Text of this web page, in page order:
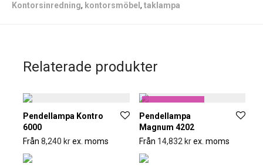
Kontorsinredning, kontorsmöbel , taklampa
Relaterade produkter
Pendellampa Kontro
6000
Från 8,240 krex. moms
Pendellampa
Magnum 4202
Från 14,832 krex. moms